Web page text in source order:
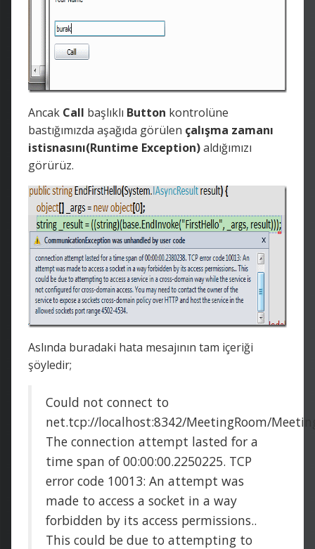
Ancak Call başlıklı Button kontrolüne
bastığımızda aşağıda görülen çalışma zamanı
istisnasını(Runtime Exception)aldığımızı
görürüz.
Aslında buradaki hata mesajının tam içeriği
şöyledir;
Could not connect to
net.tcp://localhost:8342/MeetingRoom/
The connection attempt lasted for a
time span of 00:00:00.2250225. TCP
error code 10013: An attempt was
made to access a socket in a way
forbidden by its access permissions..
This could be due to attempting to